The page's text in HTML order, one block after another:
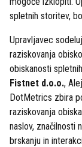
spletnih storitev,
Upravljavec
raziskovanja
obiskanosti
Fistnet d.o.o.,
DotMetrics zbira
raziskovanja
naslov, značilnosti
brskanju in